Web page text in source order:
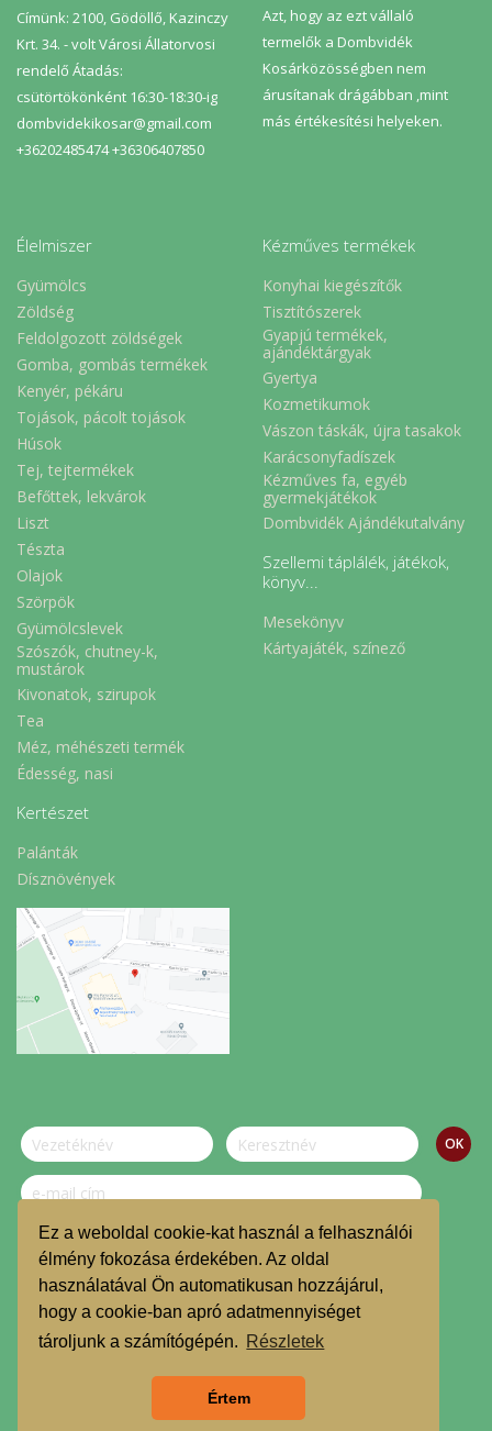
Ez a weboldal cookie-kat használ a felhasználói
élmény fokozása érdekében. Az oldal
használatával Ön automatikusan hozzájárul,
hogy a cookie-ban apró adatmennyiséget
tároljunk a számítógépén. Részletek
Értem
Címünk: 2100, Gödöllő, Kazinczy
Krt. 34. - volt Városi Állatorvosi
rendelő Átadás:
csütörtökönként 16:30-18:30-ig
dombvidekikosar@gmail.com
+36202485474 +36306407850
Azt, hogy az ezt vállaló
termelők a Dombvidék
Kosárközösségben nem
árusítanak drágábban ,mint
más értékesítési helyeken.
Élelmiszer
Gyümölcs
Zöldség
Feldolgozott zöldségek
Gomba, gombás termékek
Kenyér, pékáru
Tojások, pácolt tojások
Húsok
Tej, tejtermékek
Befőttek, lekvárok
Liszt
Tészta
Olajok
Szörpök
Gyümölcslevek
Szószók, chutney-k,
mustárok
Kivonatok, szirupok
Tea
Méz, méhészeti termék
Édesség, nasi
Kertészet
Palánták
Dísznövények
Kézműves termékek
Konyhai kiegészítők
Tisztítószerek
Gyapjú termékek,
ajándéktárgyak
Gyertya
Kozmetikumok
Vászon táskák, újra tasakok
Karácsonyfadíszek
Kézműves fa, egyéb
gyermekjátékok
Dombvidék Ajándékutalvány
Szellemi táplálék, játékok,
könyv...
Mesekönyv
Kártyajáték, színező
Szeretnék feliratkozni a hírlevélre.
© Dombvidék Kosárközösség 2019.
TMR
Árgarancia